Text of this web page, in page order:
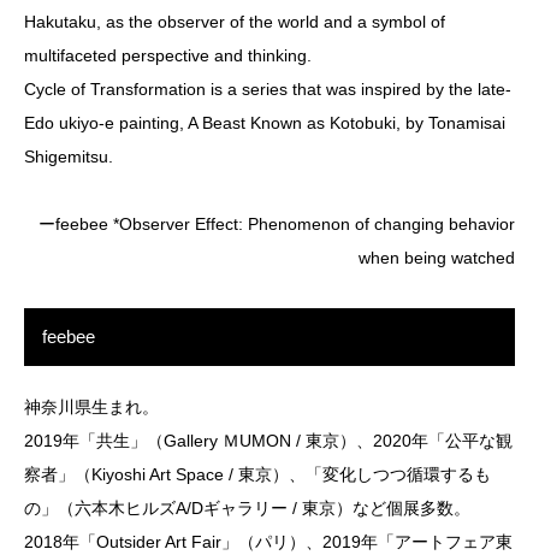
Hakutaku, as the observer of the world and a symbol of
multifaceted perspective and thinking.
Cycle of Transformation is a series that was inspired by the late-
Edo ukiyo-e painting, A Beast Known as Kotobuki, by Tonamisai
Shigemitsu.
ーfeebee *Observer Effect: Phenomenon of changing behavior
when being watched
feebee
神奈川県生まれ。
2019年「共生」（Gallery ＭUMON / 東京）、2020年「公平な観
察者」（Kiyoshi Art Space / 東京）、「変化しつつ循環するも
の」（六本木ヒルズA/Dギャラリー / 東京）など個展多数。
2018年「Outsider Art Fair」（パリ）、2019年「アートフェア東